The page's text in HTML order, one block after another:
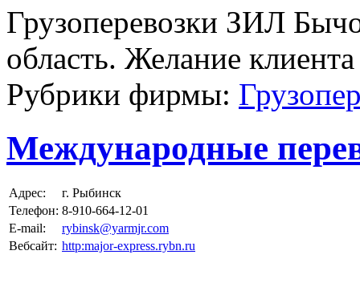
Грузоперевозки ЗИЛ
область. Желание клиента
Рубрики фирмы:
Международные
Адрес:
г. Рыбинск
Телефон: 8-910-664-12-01
E-mail:
rybinsk@yarmjr.com
Вебсайт: http:major-express.rybn.ru